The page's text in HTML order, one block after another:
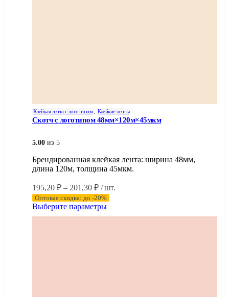
Клейкая лента с логотипом, Клейкие ленты
Скотч с логотипом 48мм×120м×45мкм
5.00 из 5
Брендированная клейкая лента: ширина 48мм,
длина 120м, толщина 45мкм.
195,20 ₽ – 201,30 ₽Диапазон
цен:
195,20 ₽
–
/ шт.
Оптовая скидка: до -20%
Выберите параметрыЭтот
товар